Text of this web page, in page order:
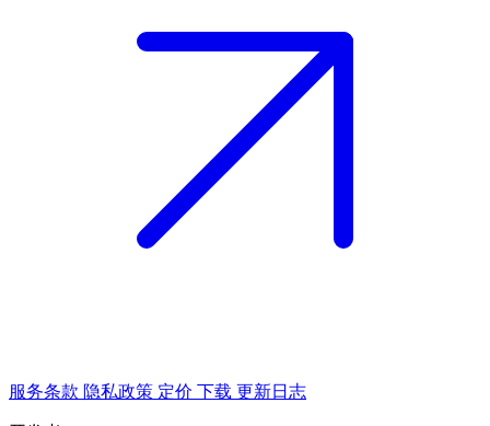
服务条款 隐私政策 定价 下载 更新日志